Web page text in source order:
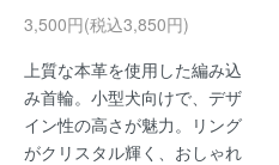
3,500円(税込3,850円)
上質な本革を使用した編み込
み首輪。小型犬向けで、デザ
イン性の高さが魅力。リング
がクリスタル輝く、おしゃれ